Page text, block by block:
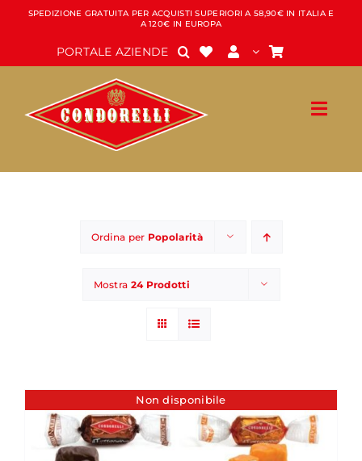
Salta
contenuto
SPEDIZIONE GRATUITA PER ACQUISTI SUPERIORI A 58,90€ IN ITALIA E
A 120€ IN EUROPA
PORTALE AZIENDE
Ordina per Popolarità
Mostra 24 Prodotti
Non disponibile